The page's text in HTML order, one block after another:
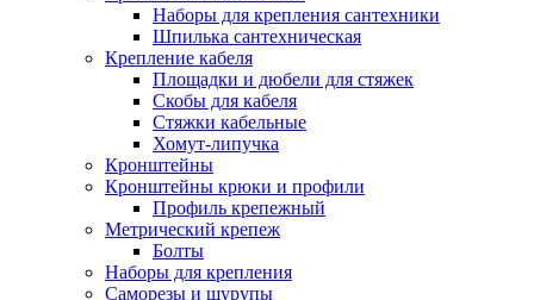
Наборы для крепления сантехники
Шпилька сантехническая
Крепление кабеля
Площадки и дюбели для стяжек
Скобы для кабеля
Стяжки кабельные
Хомут-липучка
Кронштейны
Кронштейны крюки и профили
Профиль крепежный
Метрический крепеж
Болты
Наборы для крепления
Саморезы и шурупы